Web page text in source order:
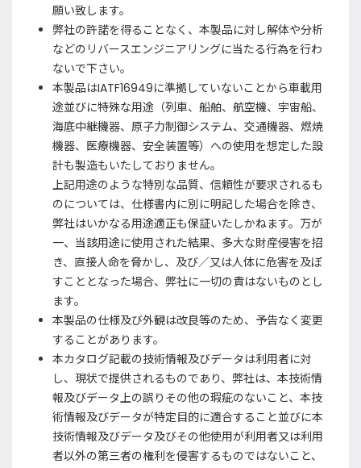
願い致します。
弊社の許諾を得ることなく、本製品に対し解体や分析
などのリバースエンジニアリングに当たる行為を行わ
ないで下さい。
本製品はIATF16949に準拠していないことから車載用
途並びに特殊な用途（列車、船舶、航空機、宇宙船、
海底中継機器、原子力制御システム、交通機器、燃焼
機器、医療機器、安全装置等）への使用を想定した設
計も製造もいたしておりません。
上記用途のような特別な品質、信頼性が要求されるも
のについては、仕様書内に別に明記した場合を除き、
弊社はいかなる用途適正も保証いたしかねます。万が
一、当該用途に使用された結果、多大な財産侵害を招
き、直接人命を脅かし、及び／又は人体に危害を及ぼ
すこととなった場合、弊社に一切の責はないものとし
ます。
本製品の仕様及び外観は改良等のため、予告なく変更
することがあります。
本カタログ記載の技術情報及びデータは利用者に対
し、現状で提供されるものであり、弊社は、本技術情
報及びデータ上の誤りその他の瑕疵のないこと、本技
術情報及びデータが特定目的に適合すること並びに本
技術情報及びデータ及びその他使用が利用者又は利用
者以外の第三者の権利を侵害するものではないこと、